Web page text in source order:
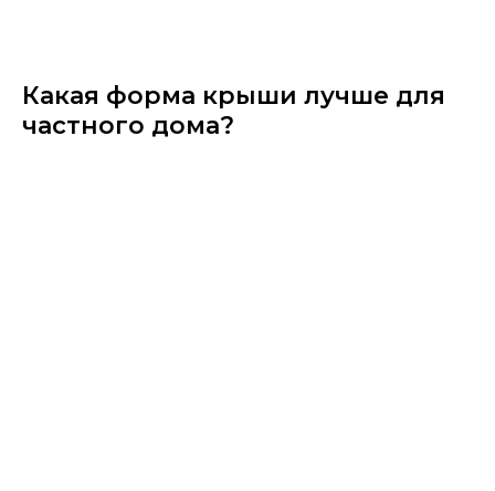
Какая форма крыши лучше для
частного дома?